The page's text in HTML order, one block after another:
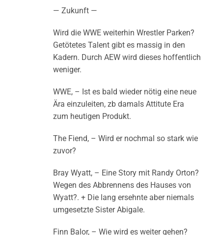
— Zukunft —
Wird die WWE weiterhin Wrestler Parken?
Getötetes Talent gibt es massig in den
Kadern. Durch AEW wird dieses hoffentlich
weniger.
WWE, – Ist es bald wieder nötig eine neue
Ära einzuleiten, zb damals Attitute Era
zum heutigen Produkt.
The Fiend, – Wird er nochmal so stark wie
zuvor?
Bray Wyatt, – Eine Story mit Randy Orton?
Wegen des Abbrennens des Hauses von
Wyatt?. + Die lang ersehnte aber niemals
umgesetzte Sister Abigale.
Finn Balor, – Wie wird es weiter gehen?